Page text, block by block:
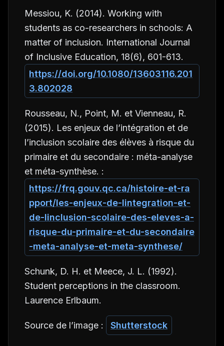
Messiou, K. (2014). Working with
students as co-researchers in schools: A
matter of inclusion. International Journal
of Inclusive Education, 18(6), 601-613.
https://doi.org/10.1080/13603116.201
3.802028
Rousseau, N., Point, M. et Vienneau, R.
(2015). Les enjeux de l’intégration et de
l’inclusion scolaire des élèves à risque du
primaire et du secondaire : méta-analyse
et méta-synthèse. :
https://frq.gouv.qc.ca/histoire-et-ra
pport/les-enjeux-de-lintegration-et-
de-linclusion-scolaire-des-eleves-a-
risque-du-primaire-et-du-secondaire
-meta-analyse-et-meta-synthese/
Schunk, D. H. et Meece, J. L. (1992).
Student perceptions in the classroom.
Laurence Erlbaum.
Source de l’image : Shutterstock